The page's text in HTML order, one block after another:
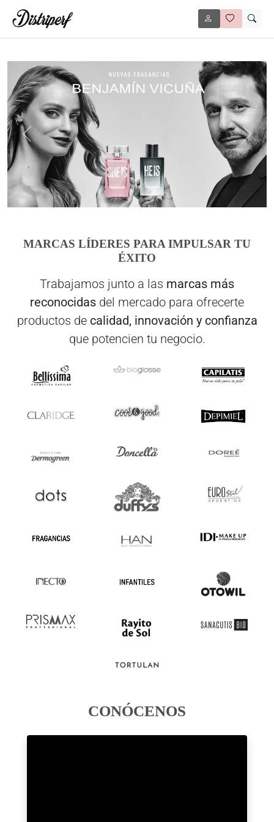
Anterior
MARCAS LÍDERES PARA IMPULSAR TU
ÉXITO
Trabajamos junto a las marcas más
reconocidas del mercado para ofrecerte
productos de calidad, innovación y confianza
que potencien tu negocio.
CONÓCENOS